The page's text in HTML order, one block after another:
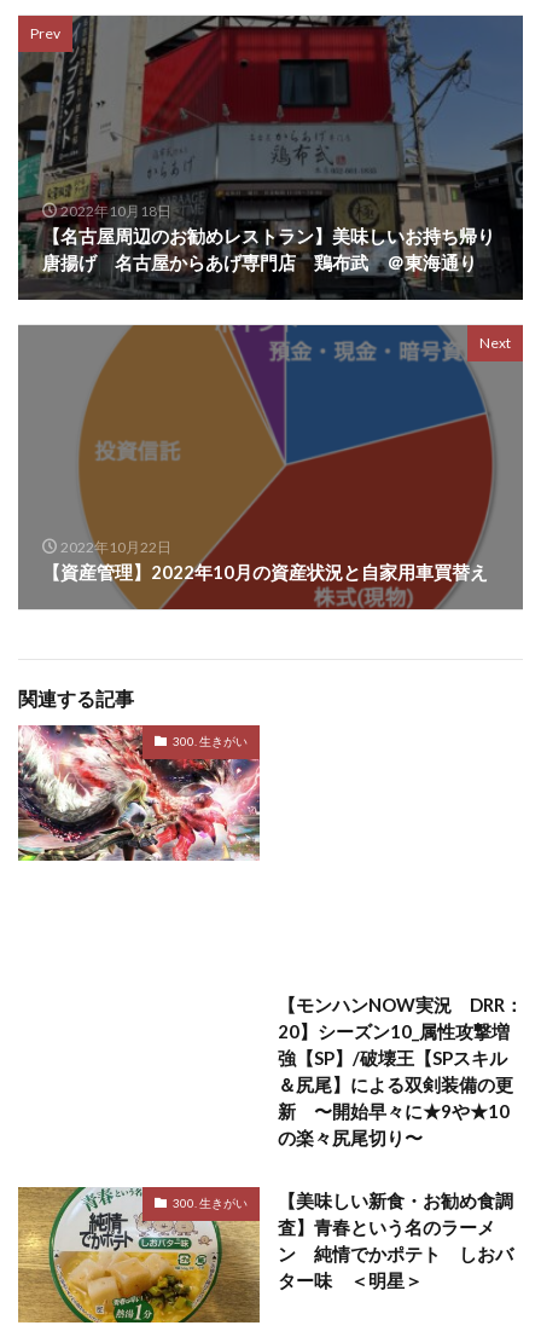
Prev
2022年10月18日
【名古屋周辺のお勧めレストラン】美味しいお持ち帰り
唐揚げ 名古屋からあげ専門店 鶏布武 ＠東海通り
Next
2022年10月22日
【資産管理】2022年10月の資産状況と自家用車買替え
関連する記事
300. 生きがい
【モンハンNOW実況 DRR：
20】シーズン10_属性攻撃増
強【SP】/破壊王【SPスキル
＆尻尾】による双剣装備の更
新 〜開始早々に★9や★10
の楽々尻尾切り〜
300. 生きがい
【美味しい新食・お勧め食調
査】青春という名のラーメ
ン 純情でかポテト しおバ
ター味 ＜明星＞